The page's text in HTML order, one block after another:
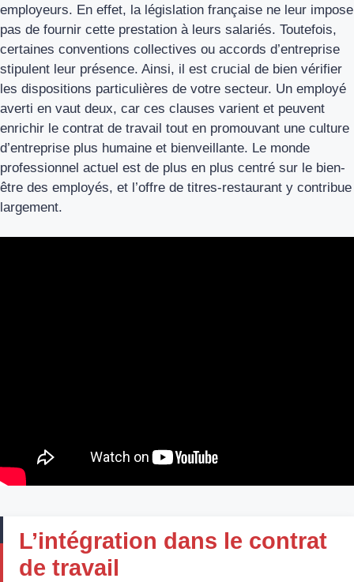
employeurs. En effet, la législation française ne leur impose
pas de fournir cette prestation à leurs salariés. Toutefois,
certaines conventions collectives ou accords d’entreprise
stipulent leur présence. Ainsi, il est crucial de bien vérifier
les dispositions particulières de votre secteur. Un employé
averti en vaut deux, car ces clauses varient et peuvent
enrichir le contrat de travail tout en promouvant une culture
d’entreprise plus humaine et bienveillante. Le monde
professionnel actuel est de plus en plus centré sur le bien-
être des employés, et l’offre de titres-restaurant y contribue
largement.
L’intégration dans le contrat
de travail